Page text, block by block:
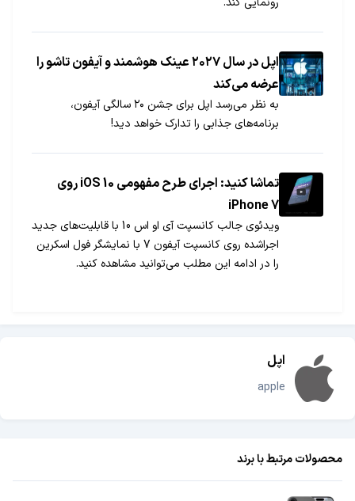
اپل در سال ۲۰۲۷ عینک هوشمند و آیفون تاشو را
عرضه می‌کند
به نظر می‌رسد اپل برای جشن ۲۰ سالگی آیفون،
برنامه‌های جذابی را تدارک خواهد دید!
تماشا کنید: اجرای طرح مفهومی iOS 10 روی
iPhone 7
ویدئوی جالب کانسپت آی او اس 10 با قابلیت‌های جدید
اجراشده روی کانسپت آیفون 7 با نمایشگر فول اسکرین
را در ادامه این مطلب می‌توانید مشاهده کنید.
اپل
apple
محصولات مرتبط با برند